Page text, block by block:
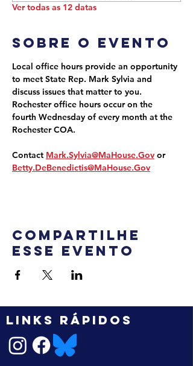
Ver todas as 12 datas
Sobre o evento
Local office hours provide an opportunity
to meet State Rep. Mark Sylvia and
discuss issues that matter to you.
Rochester office hours occur on the
fourth Wednesday of every month at the
Rochester COA.
Contact Mark.Sylvia@MaHouse.Gov or
Betty.DeBenedictis@MaHouse.Gov
Compartilhe
esse evento
LINKS RÁPIDOS